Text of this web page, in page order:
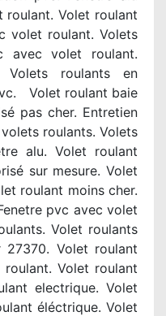
roulant. Volet roulant
volet roulant. Volets
avec volet roulant.
Volets roulants en
Volet roulant baie
pas cher. Entretien
roulants. Volets
alu. Volet roulant
sur mesure. Volet
roulant moins cher.
pvc avec volet
Volet roulants
27370. Volet roulant
Volet roulant
electrique. Volet
éléctrique. Volet